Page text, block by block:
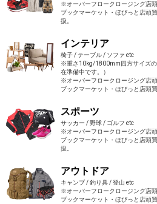
※オーバーフロークロージング店
ブックマーケット・ほびっと店頭
扱。
インテリア
椅子 / テーブル / ソファ etc
※重さ10kg/1800mm四方サイズ
在準備中です。）
※オーバーフロークロージング店
ブックマーケット・ほびっと店頭
スポーツ
サッカー / 野球 / ゴルフ etc
※オーバーフロークロージング店
ブックマーケット・ほびっと店頭
扱。
アウトドア
キャンプ / 釣り具 / 登山 etc
※オーバーフロークロージング店
ブックマーケット・ほびっと店頭